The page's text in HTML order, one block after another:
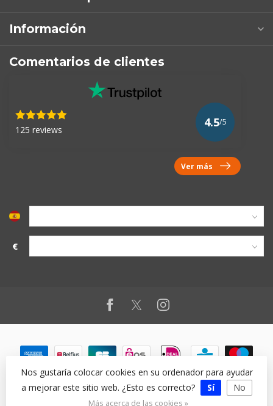
Información
Comentarios de clientes
125 reviews
4.5/5
Ver más
€
© Copyright 2026
Nos gustaría colocar cookies en su ordenador para ayudar
a mejorar este sitio web. ¿Esto es correcto?
Sí No
Más acerca de las cookies »